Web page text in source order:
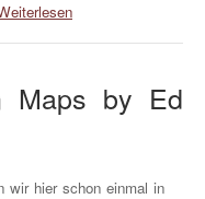
Maps by Ed
wir hier schon einmal in